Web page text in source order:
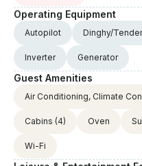
Operating Equipment
Autopilot Dinghy/Tender
Inverter Generator
Guest Amenities
Air Conditioning, Climate
Cabins (4) Oven
Wi-Fi